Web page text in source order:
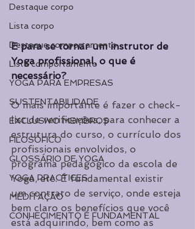
Destaque corpo
Lista corpo
Destaque comportamento
Lista comportamento
YOGA PARA EMPRESAS
SUSTENTABILIDADE
EXCLUSIVO MEMBROS
FILOSÓFICO
GLOSSÁRIO DE YOGA
YOGA PRACTICES
MEDITAÇÃO
CONHECIMENTO É FUNDAMENTAL
E para se tornar um instrutor de
Yoga profissional, o que é
necessário?
O mais importante é fazer o check-
list de verificações, para conhecer a
estrutura do curso, o currículo dos
profissionais envolvidos, o
programa pedagógico da escola de
Yoga, etc. É fundamental existir
um contrato de serviço, onde esteja
bem claro os benefícios que você
está adquirindo, bem como as